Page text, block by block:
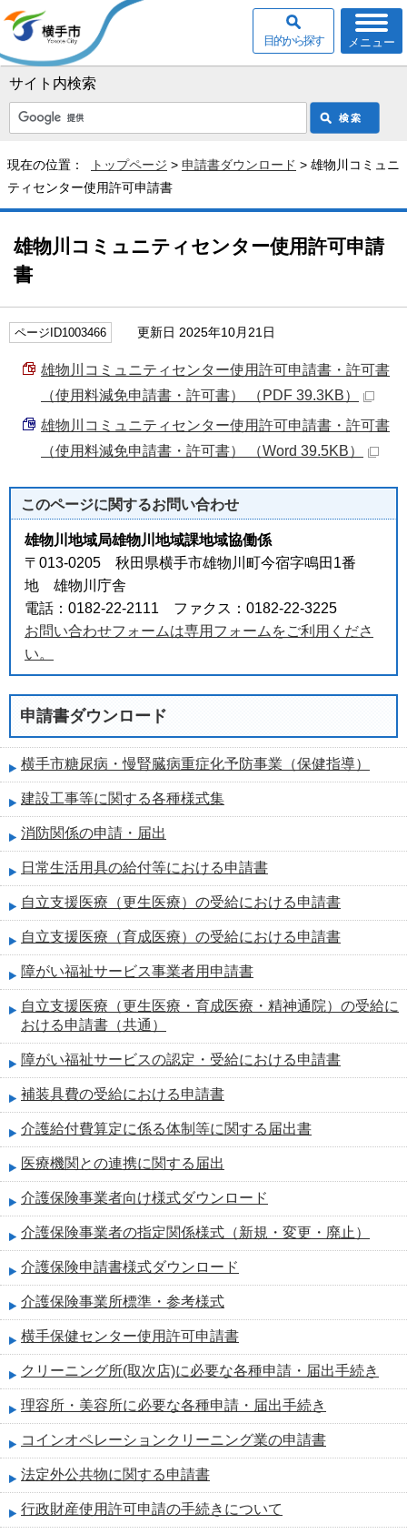
サイト内検索
メニュー
目的から探す
現在の位置： トップページ > 申請書ダウンロード > 雄物川コミュニ
ティセンター使用許可申請書
雄物川コミュニティセンター使用許可申請
書
ページID1003466 更新日 2025年10月21日
雄物川コミュニティセンター使用許可申請書・許可書
（使用料減免申請書・許可書） （PDF 39.3KB）
雄物川コミュニティセンター使用許可申請書・許可書
（使用料減免申請書・許可書） （Word 39.5KB）
このページに関するお問い合わせ
雄物川地域局雄物川地域課地域協働係
〒013-0205 秋田県横手市雄物川町今宿字鳴田1番
地 雄物川庁舎
電話：0182-22-2111 ファクス：0182-22-3225
お問い合わせフォームは専用フォームをご利用くださ
い。
申請書ダウンロード
横手市糖尿病・慢腎臓病重症化予防事業（保健指導）
建設工事等に関する各種様式集
消防関係の申請・届出
日常生活用具の給付等における申請書
自立支援医療（更生医療）の受給における申請書
自立支援医療（育成医療）の受給における申請書
障がい福祉サービス事業者用申請書
自立支援医療（更生医療・育成医療・精神通院）の受給に
おける申請書（共通）
障がい福祉サービスの認定・受給における申請書
補装具費の受給における申請書
介護給付費算定に係る体制等に関する届出書
医療機関との連携に関する届出
介護保険事業者向け様式ダウンロード
介護保険事業者の指定関係様式（新規・変更・廃止）
介護保険申請書様式ダウンロード
介護保険事業所標準・参考様式
横手保健センター使用許可申請書
クリーニング所(取次店)に必要な各種申請・届出手続き
理容所・美容所に必要な各種申請・届出手続き
コインオペレーションクリーニング業の申請書
法定外公共物に関する申請書
行政財産使用許可申請の手続きについて